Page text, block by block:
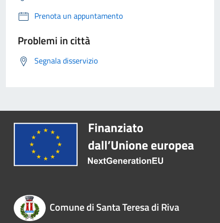
Prenota un appuntamento
Problemi in città
Segnala disservizio
Comune di Santa Teresa di Riva